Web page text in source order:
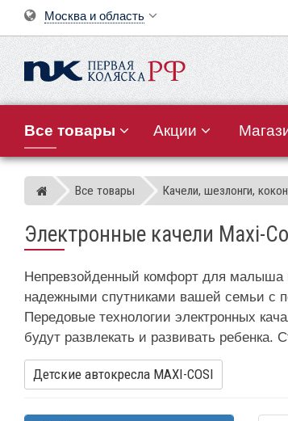
Москва и область
Все товары Акции
Магазин детских колясок
Все товары Качели, шезлонги,
Электронные качели Maxi-
Непревзойденный комфорт для малыша
надежными спутниками вашей семьи с
Передовые технологии электронных
будут развлекать и развивать
Детские автокресла MAXI-COSI